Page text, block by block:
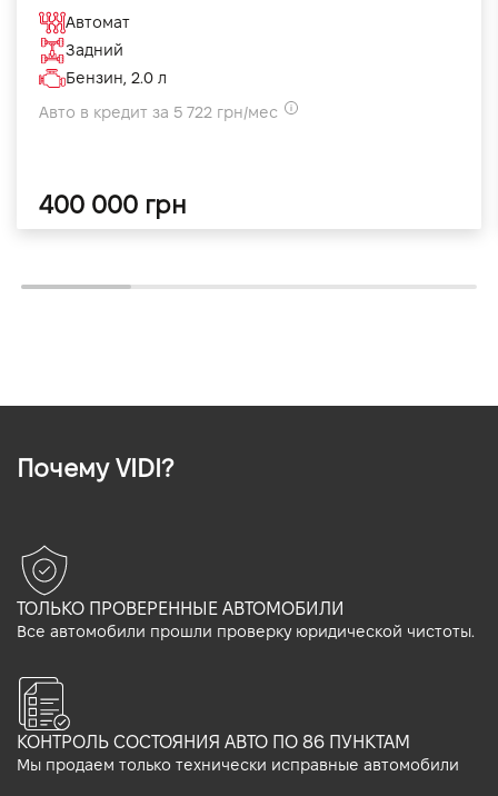
Автомат
Задний
Бензин, 2.0 л
Авто в кредит за 5 722 грн/мес
400 000 грн
Почему VIDI?
ТОЛЬКО ПРОВЕРЕННЫЕ АВТОМОБИЛИ
Все автомобили прошли проверку юридической чистоты.
КОНТРОЛЬ СОСТОЯНИЯ АВТО ПО 86 ПУНКТАМ
Мы продаем только технически исправные автомобили